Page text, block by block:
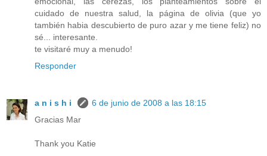
cuidado de nuestra salud, la página de olivia (que yo
también habia descubierto de puro azar y me tiene feliz) no
sé... interesante.
te visitaré muy a menudo!
Responder
a n i s h i
6 de junio de 2008 a las 18:15
Gracias Mar
Thank you Katie